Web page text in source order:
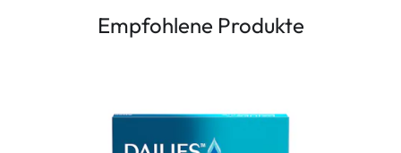
Empfohlene Produkte